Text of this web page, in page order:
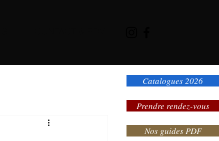
Nos guides PDF
Catalogues 2026
Prendre rendez-vous